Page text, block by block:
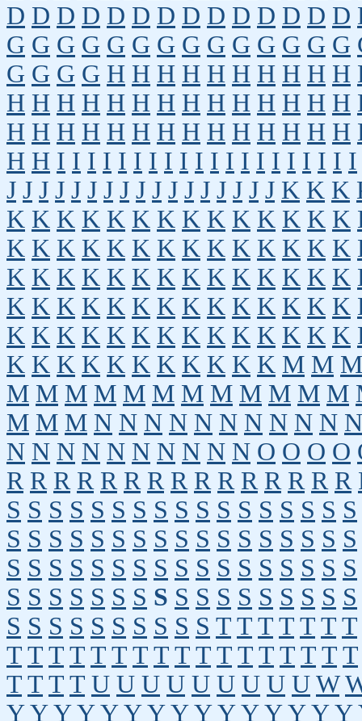
D D D D D D D D D D D D D D
G G G G G G G G G G G G G G
G G G G H H H H H H H H H H
H H H H H H H H H H H H H H
H H H H H H H H H H H H H H
H H I I I I I I I I I I I I I I I I I I I I
J J J J J J J J J J J J J J J J J K K K
K K K K K K K K K K K K K K
K K K K K K K K K K K K K K
K K K K K K K K K K K K K K
K K K K K K K K K K K K K K
K K K K K K K K K K K K K K
K K K K K K K K K K K M M M
M M M M M M M M M M M M
M M M N N N N N N N N N N N
N N N N N N N N N N O O O O
R R R R R R R R R R R R R R R
S S S S S S S S S S S S S S S S S
S S S S S S S S S S S S S S S S S
S S S S S S S S S S S S S S S S S
S S S S S S S S S S S S S S S S S
S S S S S S S S S S T T T T T T T
T T T T T T T T T T T T T T T T T
T T T T U U U U U U U U U W
Y Y Y Y Y Y Y Y Y Y Y Y Y Y Y